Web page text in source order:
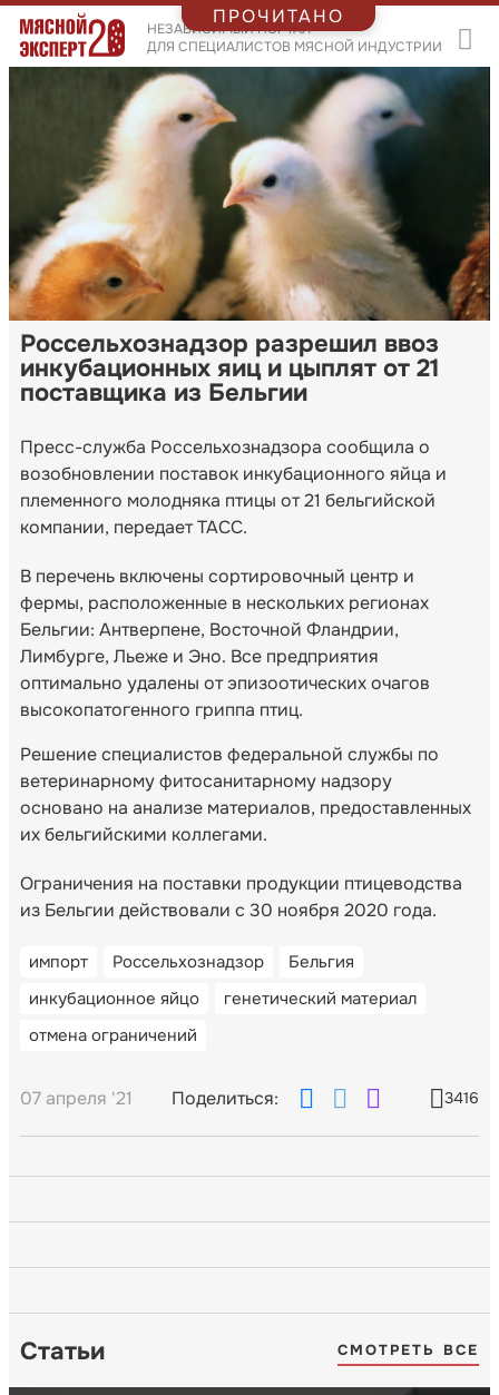
НЕЗАВИСИМЫЙ ПОРТАЛ
ДЛЯ СПЕЦИАЛИСТОВ МЯСНОЙ ИНДУСТРИИ
Россельхознадзор разрешил ввоз
инкубационных яиц и цыплят от 21
поставщика из Бельгии
Пресс-служба Россельхознадзора сообщила о
возобновлении поставок инкубационного яйца и
племенного молодняка птицы от 21 бельгийской
компании, передает ТАСС.
В перечень включены сортировочный центр и
фермы, расположенные в нескольких регионах
Бельгии: Антверпене, Восточной Фландрии,
Лимбурге, Льеже и Эно. Все предприятия
оптимально удалены от эпизоотических очагов
высокопатогенного гриппа птиц.
Решение специалистов федеральной службы по
ветеринарному фитосанитарному надзору
основано на анализе материалов, предоставленных
их бельгийскими коллегами.
Ограничения на поставки продукции птицеводства
из Бельгии действовали с 30 ноября 2020 года.
импорт Россельхознадзор
Бельгия
инкубационное яйцо
генетический материал
отмена ограничений
07 апреля '21 Поделиться: 3416
Статьи СМОТРЕТЬ ВСЕ
ПРОЧИТАНО